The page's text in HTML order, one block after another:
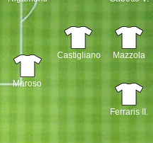
Maroso
Castigliano Mazzola
Ferraris II.